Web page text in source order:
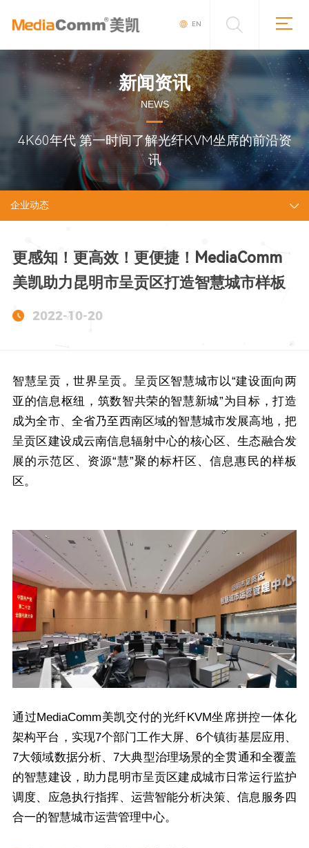
EN
新闻资讯
NEWS
4K60年代 第一时间了解光纤KVM坐席的前沿资
讯
企业动态
更感知！更高效！更便捷！MediaComm
美凯助力昆明市呈贡区打造智慧城市样板
2022-10-20
智慧呈贡，世界呈贡。呈贡区智慧城市以“建设面向两
亚的信息枢纽，筑数智共荣的智慧新城”为目标，打造
成为全市、全省乃至西南区域的智慧城市发展高地，把
呈贡区建设成云南信息辐射中心的核心区、生态融合发
展的示范区、资源“慧”聚的标杆区、信息惠民的样板
区。
通过MediaComm美凯交付的光纤KVM坐席拼控一体化
架构平台，实现7个部门工作大屏、6个镇街基层应用、
7大领域数据分析、7大典型治理场景的全贯通和全覆盖
的智慧建设，助力昆明市呈贡区建成城市日常运行监护
调度、应急执行指挥、运营智能分析决策、信息服务四
合一的智慧城市运营管理中心。